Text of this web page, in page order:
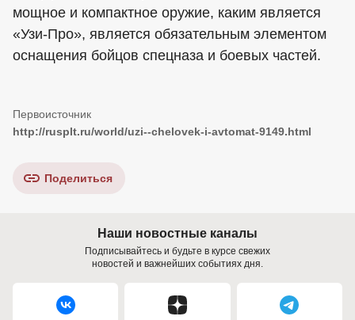
мощное и компактное оружие, каким является
«Узи-Про», является обязательным элементом
оснащения бойцов спецназа и боевых частей.
http://rusplt.ru/world/uzi--chelovek-i-avtomat-9149.html
Поделиться
Наши новостные каналы
Подписывайтесь и будьте в курсе свежих
новостей и важнейших событиях дня.